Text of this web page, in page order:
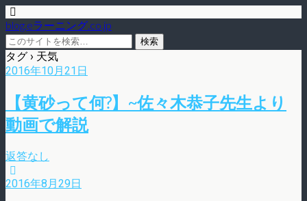
blog.eラーニング.co.jp
タグ › 天気
2016年10月21日
【黄砂って何?】~佐々木恭子先生より
動画で解説
返答なし
2016年8月29日